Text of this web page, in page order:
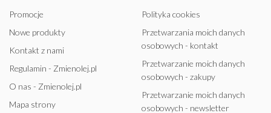
Promocje
Nowe produkty
Kontakt z nami
Regulamin - Zmienolej.pl
O nas - Zmienolej.pl
Mapa strony
Polityka cookies
Przetwarzania moich danych
osobowych - kontakt
Przetwarzanie moich danych
osobowych - zakupy
Przetwarzanie moich danych
osobowych - newsletter